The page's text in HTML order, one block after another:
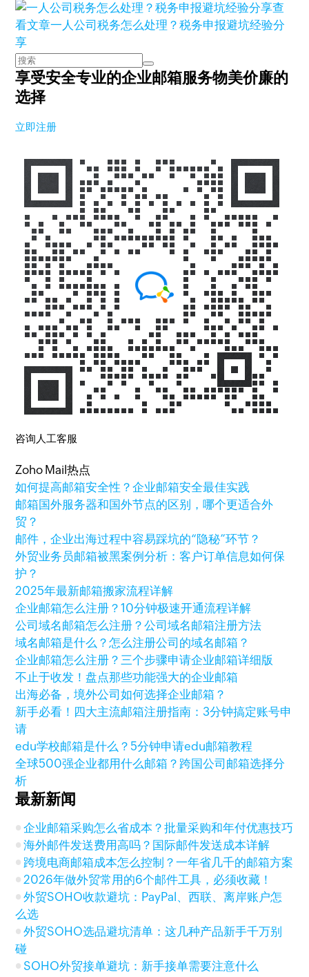
查
看文章一人公司税务怎么处理？税务申报避坑经验分
享
享受安全专业的企业邮箱服务物美价廉的
选择
立即注册
咨询人工客服
Zoho Mail热点
如何提高邮箱安全性？企业邮箱安全最佳实践
邮箱国外服务器和国外节点的区别，哪个更适合外
贸？
邮件，企业出海过程中容易踩坑的“隐秘”环节？
外贸业务员邮箱被黑案例分析：客户订单信息如何保
护？
2025年最新邮箱搬家流程详解
企业邮箱怎么注册？10分钟极速开通流程详解
公司域名邮箱怎么注册？公司域名邮箱注册方法
域名邮箱是什么？怎么注册公司的域名邮箱？
企业邮箱怎么注册？三个步骤申请企业邮箱详细版
不止于收发！盘点那些功能强大的企业邮箱
出海必备，境外公司如何选择企业邮箱？
新手必看！四大主流邮箱注册指南：3分钟搞定账号申
请
edu学校邮箱是什么？5分钟申请edu邮箱教程
全球500强企业都用什么邮箱？跨国公司邮箱选择分
析
最新新闻
企业邮箱采购怎么省成本？批量采购和年付优惠技巧
海外邮件发送费用高吗？国际邮件发送成本详解
跨境电商邮箱成本怎么控制？一年省几千的邮箱方案
2026年做外贸常用的6个邮件工具，必须收藏！
外贸SOHO收款避坑：PayPal、西联、离岸账户怎
么选
外贸SOHO选品避坑清单：这几种产品新手千万别
碰
SOHO外贸接单避坑：新手接单需要注意什么